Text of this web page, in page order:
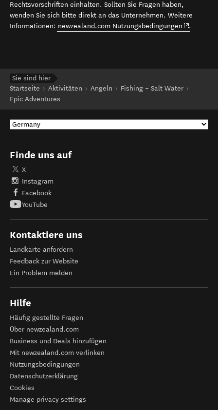
Rechtsvorschriften einhalten. Sollten Sie Fragen haben,
wenden Sie sich bitte direkt an das Unternehmen. Weitere
Informationen: newzealand.com Nutzungsbedingungen (opens in
.
Sie sind hier
Startseite
Aktivitäten Angeln
Fishing – Salt Water
Epic Adventures
Finde uns auf
X
Instagram
Facebook
YouTube
Kontaktiere uns
Landkarte anfordern
Feedback zur Website
Ein Problem melden
Hilfe
Häufig gestellte Fragen
Über newzealand.com
Business und Deals hinzufügen
Mit newzealand.com verlinken
Nutzungsbedingungen
Datenschutzerklärung
Cookies
Manage privacy settings